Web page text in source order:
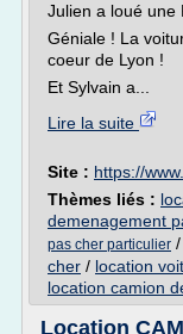
Julien a loué une
Géniale ! La
coeur de Lyon !
Et Sylvain a...
Lire la suite
Site : https://
Thèmes liés :
demenagement
pas cher particulier /
cher / location
location camion
Location